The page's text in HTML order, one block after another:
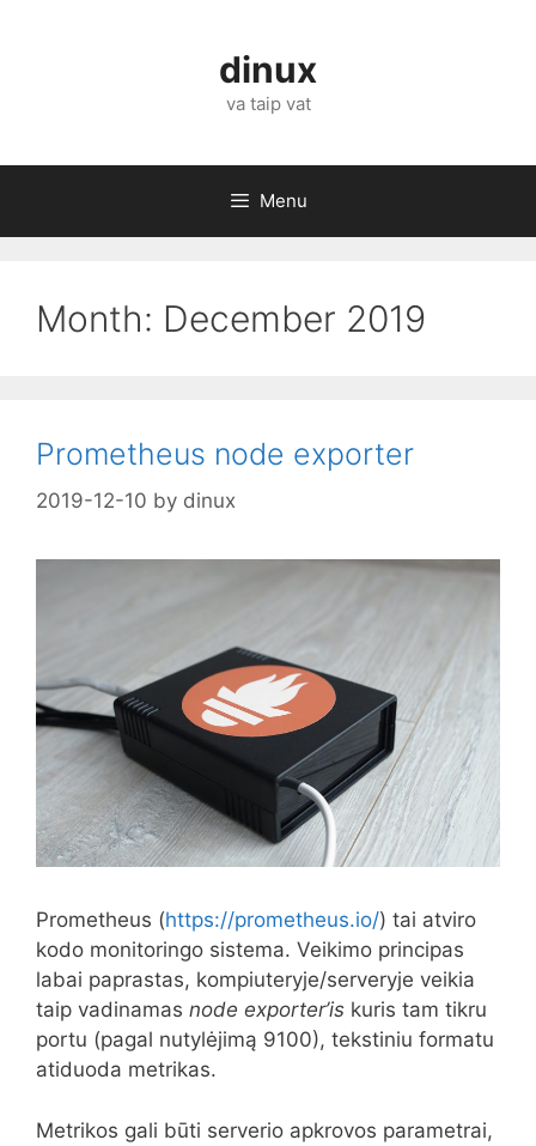
dinux
va taip vat
Menu
Month: December 2019
Prometheus node exporter
2019-12-10 by dinux
Prometheus (https://prometheus.io/) tai atviro
kodo monitoringo sistema. Veikimo principas
labai paprastas, kompiuteryje/serveryje veikia
taip vadinamas node exporter’is kuris tam tikru
portu (pagal nutylėjimą 9100), tekstiniu formatu
atiduoda metrikas.
Metrikos gali būti serverio apkrovos parametrai,